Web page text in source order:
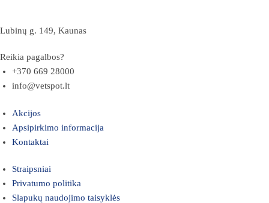
Lubinų g. 149, Kaunas
Reikia pagalbos?
+370 669 28000
info@vetspot.lt
Akcijos
Apsipirkimo informacija
Kontaktai
Straipsniai
Privatumo politika
Slapukų naudojimo taisyklės